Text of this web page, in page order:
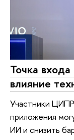
Точка
влияние
Участники
приложения
ИИ и снизить